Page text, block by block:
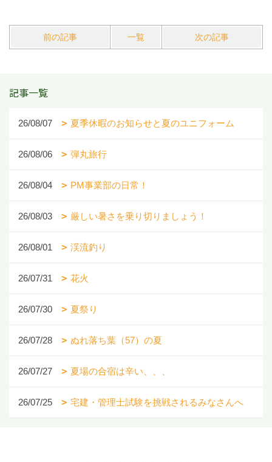
前の記事 一覧 次の記事
記事一覧
26/08/07 夏季休暇のお知らせと夏のユニフォーム
26/08/06 弾丸旅行
26/08/04 PM事業部の日常！
26/08/03 厳しい暑さを乗り切りましょう！
26/08/01 渓流釣り
26/07/31 花火
26/07/30 夏祭り
26/07/28 ぬれ落ち葉（57）の夏
26/07/27 夏場の合宿は辛い、、、
26/07/25 宅建・管理士試験を挑戦されるみなさんへ